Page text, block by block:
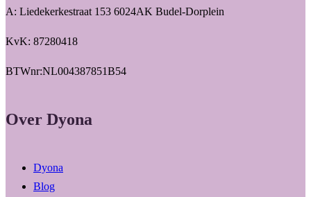
A: Liedekerkestraat 153 6024AK Budel-Dorplein
KvK: 87280418
BTWnr:NL004387851B54
Over Dyona
Dyona
Blog